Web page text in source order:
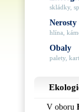
skládky,
Nerosty
hlína,
Obaly
palety,
V oboru